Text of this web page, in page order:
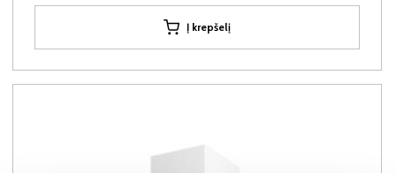
Į krepšelį